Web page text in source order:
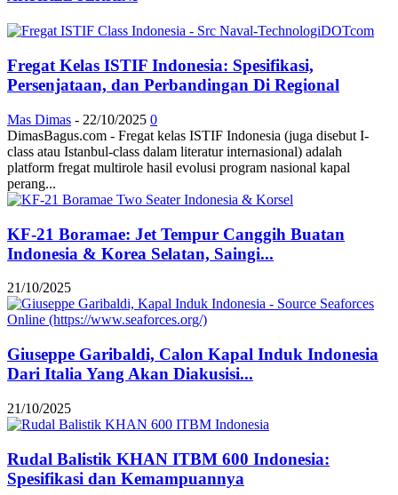
Fregat Kelas ISTIF Indonesia: Spesifikasi,
Persenjataan, dan Perbandingan Di Regional
Mas Dimas - 22/10/2025 0
DimasBagus.com - Fregat kelas ISTIF Indonesia (juga disebut I-
class atau Istanbul-class dalam literatur internasional) adalah
platform fregat multirole hasil evolusi program nasional kapal
perang...
KF-21 Boramae: Jet Tempur Canggih Buatan
Indonesia & Korea Selatan, Saingi...
21/10/2025
Giuseppe Garibaldi, Calon Kapal Induk Indonesia
Dari Italia Yang Akan Diakusisi...
21/10/2025
Rudal Balistik KHAN ITBM 600 Indonesia:
Spesifikasi dan Kemampuannya